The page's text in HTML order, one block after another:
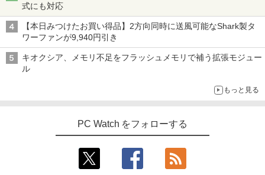
式にも対応
【本日みつけたお買い得品】2方向同時に送風可能なShark製タ
ワーファンが9,940円引き
キオクシア、メモリ不足をフラッシュメモリで補う拡張モジュー
ル
もっと見る
PC Watch をフォローする